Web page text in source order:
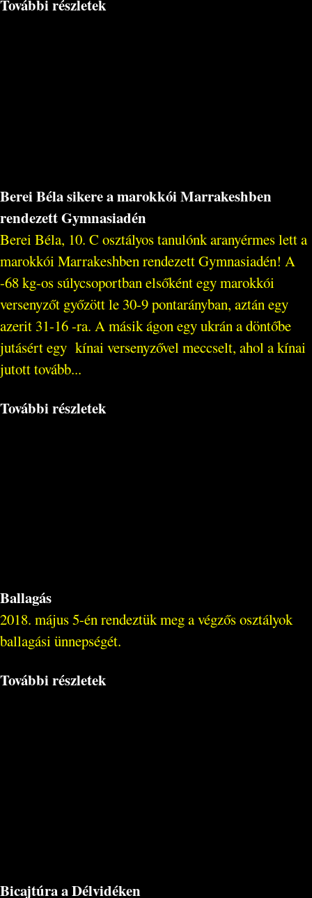
További részletek
Berei Béla sikere a marokkói Marrakeshben
rendezett Gymnasiadén
Berei Béla, 10. C osztályos tanulónk aranyérmes lett a
marokkói Marrakeshben rendezett Gymnasiadén! A
-68 kg-os súlycsoportban elsőként egy marokkói
versenyzőt győzött le 30-9 pontarányban, aztán egy
azerit 31-16 -ra. A másik ágon egy ukrán a döntőbe
jutásért egy kínai versenyzővel meccselt, ahol a kínai
jutott tovább...
További részletek
Ballagás
2018. május 5-én rendeztük meg a végzős osztályok
ballagási ünnepségét.
További részletek
Bicajtúra a Délvidéken